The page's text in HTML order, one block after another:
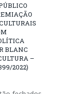
BLANC
–
2022)